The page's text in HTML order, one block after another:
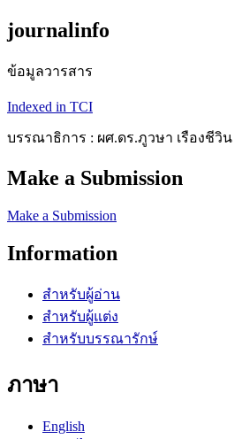
journalinfo
ข้อมูลวารสาร
Indexed in TCI
บรรณาธิการ : ผศ.ดร.ภูวษา เรืองชีวิน
Make a Submission
Make a Submission
Information
สำหรับผู้อ่าน
สำหรับผู้แต่ง
สำหรับบรรณารักษ์
ภาษา
English